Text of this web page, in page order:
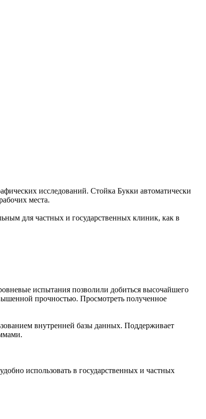
исследований. Стойка Букки автоматически
места.
для частных и государственных клиник, как в
испытания позволили добиться высочайшего
прочностью. Просмотреть полученное
внутренней базы данных. Поддерживает
использовать в государственных и частных